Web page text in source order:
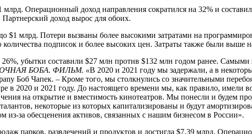
млрд. Операционный доход направления сократился на 32% и
доход вырос для обоих.
$1 млрд. Потери вызваны более высокими затратами на
подписок и более высоких цен. Затраты также были выше
убытки составили $27 млн против $132 млн годом ранее.
БОБА. ФИЛЬМ. «В 2020 и 2021 году мы задержали, а в
Боб Чапек. – Кроме того, мы столкнулись со значительными
в 2020 и 2021 году. До настоящего времени мы, как правило, имели
на открытие и вместимость кинотеатров. Мы понесли и будем
некоторые из которых капитализированы и будут
из-за обесценения активов, связанных с нашим бизнесом в России».
парков, развлечений и продуктов и достигла $7,39 млрд.